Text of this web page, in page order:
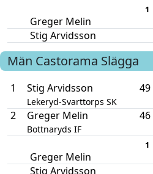
1
Greger Melin
Stig Arvidsson
Män Castorama Slägga
1 Stig Arvidsson
Lekeryd-Svarttorps SK
49
2 Greger Melin
Bottnaryds IF
46
1
Greger Melin
Stig Arvidsson